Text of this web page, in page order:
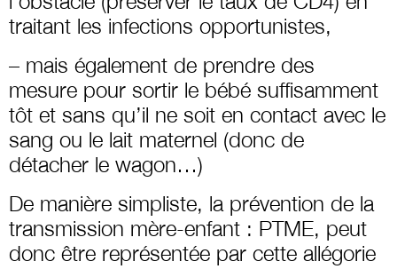
traitant les infections opportunistes,
– mais également de prendre des
mesure pour sortir le bébé suffisamment
tôt et sans qu’il ne soit en contact avec le
sang ou le lait maternel (donc de
détacher le wagon…)
De manière simpliste, la prévention de la
transmission mère-enfant : PTME, peut
donc être représentée par cette allégorie